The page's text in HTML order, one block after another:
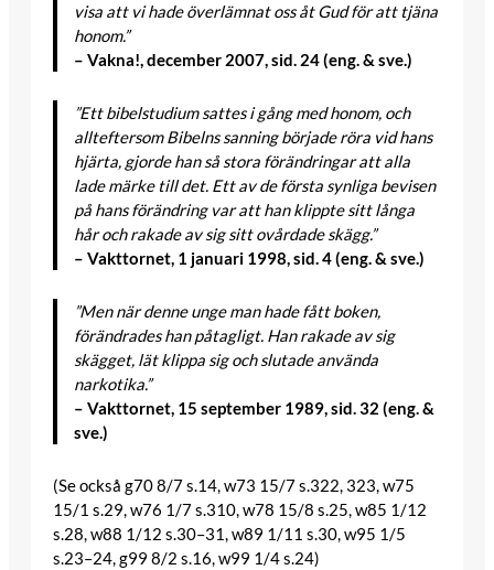
visa att vi hade överlämnat oss åt Gud för att tjäna
honom.”
– Vakna!, december 2007, sid. 24 (eng. & sve.)
”Ett bibelstudium sattes i gång med honom, och
allteftersom Bibelns sanning började röra vid hans
hjärta, gjorde han så stora förändringar att alla
lade märke till det. Ett av de första synliga bevisen
på hans förändring var att han klippte sitt långa
hår och rakade av sig sitt ovårdade skägg.”
– Vakttornet, 1 januari 1998, sid. 4 (eng. & sve.)
”Men när denne unge man hade fått boken,
förändrades han påtagligt. Han rakade av sig
skägget, lät klippa sig och slutade använda
narkotika.”
– Vakttornet, 15 september 1989, sid. 32 (eng. &
sve.)
(Se också g70 8/7 s.14, w73 15/7 s.322, 323, w75
15/1 s.29, w76 1/7 s.310, w78 15/8 s.25, w85 1/12
s.28, w88 1/12 s.30–31, w89 1/11 s.30, w95 1/5
s.23–24, g99 8/2 s.16, w99 1/4 s.24)